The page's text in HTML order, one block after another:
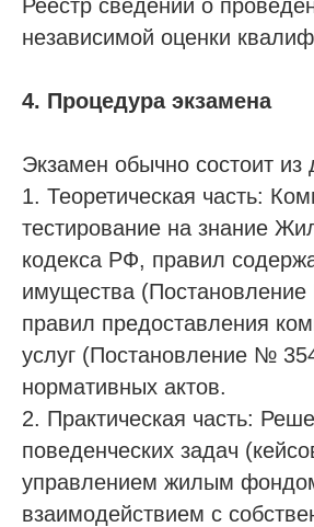
Реестр сведений о
независимой оценки
4. Процедура экзамена
Экзамен обычно состоит из
1. Теоретическая часть:
тестирование на знание
кодекса РФ, правил
имущества
правил предоставления
услуг (Постановление №
нормативных актов.
2. Практическая часть:
поведенческих задач
управлением жилым
взаимодействием с
Напишите нам в мессенджер
sro@sro-nostroy-nopriz.ru
Проспект Обуховской обороны, д.271, лит.
«А», БЦ «Обуховъ-центр», оф. 1109
8-800-350-88-67
Сообщество в Telegram
@sro_nostroy_nopriz1